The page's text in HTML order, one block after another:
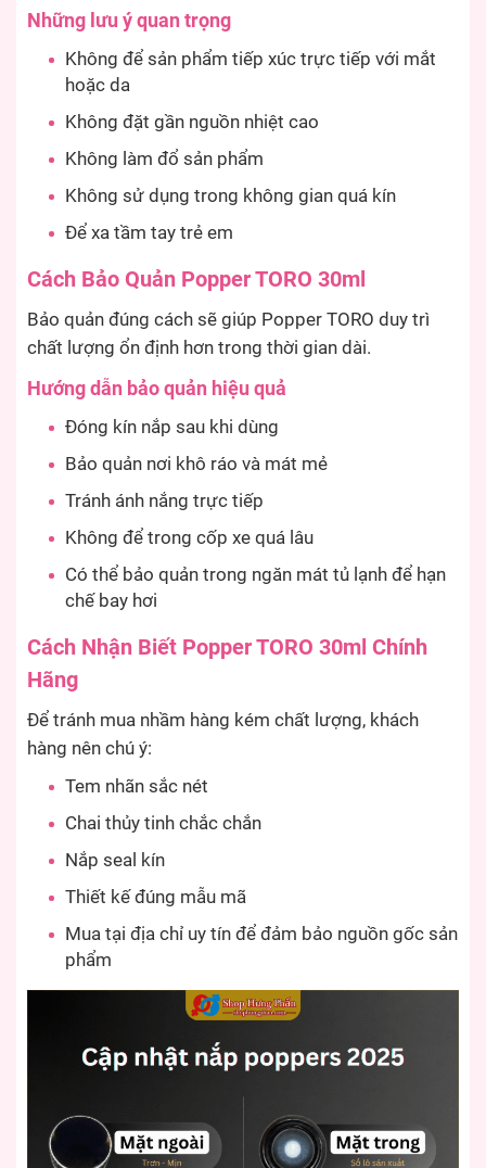
Những lưu ý quan trọng
Không để sản phẩm tiếp xúc trực tiếp với mắt
hoặc da
Không đặt gần nguồn nhiệt cao
Không làm đổ sản phẩm
Không sử dụng trong không gian quá kín
Để xa tầm tay trẻ em
Cách Bảo Quản Popper TORO 30ml
Bảo quản đúng cách sẽ giúp Popper TORO duy trì
chất lượng ổn định hơn trong thời gian dài.
Hướng dẫn bảo quản hiệu quả
Đóng kín nắp sau khi dùng
Bảo quản nơi khô ráo và mát mẻ
Tránh ánh nắng trực tiếp
Không để trong cốp xe quá lâu
Có thể bảo quản trong ngăn mát tủ lạnh để hạn
chế bay hơi
Cách Nhận Biết Popper TORO 30ml Chính
Hãng
Để tránh mua nhầm hàng kém chất lượng, khách
hàng nên chú ý:
Tem nhãn sắc nét
Chai thủy tinh chắc chắn
Nắp seal kín
Thiết kế đúng mẫu mã
Mua tại địa chỉ uy tín để đảm bảo nguồn gốc sản
phẩm